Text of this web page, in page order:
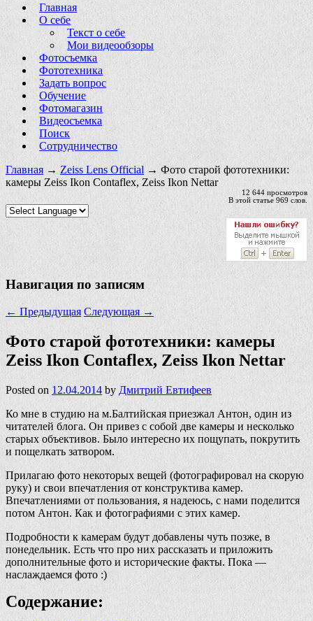
Главная
О себе
Текст о себе
Мои видеообзоры
Фотосъемка
Фототехника
Задать вопрос
Обучение
Фотомагазин
Видеосъемка
Поиск
Сотрудничество
Главная → Zeiss Lens Official → Фото старой фототехники:
камеры Zeiss Ikon Contaflex, Zeiss Ikon Nettar
12 644 просмотров
В этой статье 969 слов.
Навигация по записям
← Предыдущая Следующая →
Фото старой фототехники: камеры
Zeiss Ikon Contaflex, Zeiss Ikon Nettar
Posted on 12.04.2014 by Дмитрий Евтифеев
Ко мне в студию на м.Балтийская приезжал Антон, один из
читателей блога. Он привез с собой две камеры и несколько
старых объективов. Было интересно их пощупать, покрутить
и пощелкать затвором.
Прилагаю фото некоторых вещей (фотографировал на скорую
руку) и свои впечатления от конструктива камер.
Впечатлениями от пользования, я надеюсь, с нами поделится
потом Антон. Как и фотографиями с этих камер.
Подробности к камерам будут добавлены чуть позже, в
понедельник. Есть что про них рассказать и приложить
дополнительные фото и исторические факты. Пока —
наслаждаемся фото :)
Содержание: